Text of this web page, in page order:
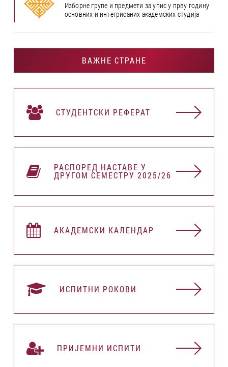
Изборне групе и предмети за упис у прву годину
основних и интегрисаних академских студија
ВАЖНЕ СТРАНЕ
СТУДЕНТСКИ РЕФЕРАТ
РАСПОРЕД НАСТАВЕ У
ДРУГОМ СЕМЕСТРУ 2025/26
АКАДЕМСКИ КАЛЕНДАР
ИСПИТНИ РОКОВИ
ПРИЈЕМНИ ИСПИТИ